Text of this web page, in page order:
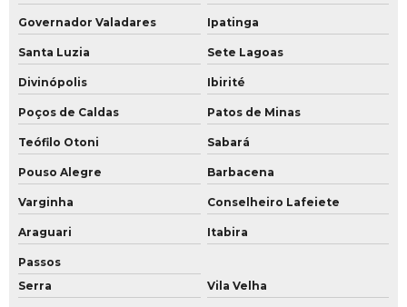
Projeto de segurança condominial
Projeto de segurança eletrônica residencial
Projeto de segurança eletrônica
Projeto de segurança patrimonial
Projeto de segurança privada
Projeto de sistema de monitoramento
Projeto sistema de segurança residencial
Projeto de sistema de segurança
Governador Valadares Ipatinga
Santa Luzia Sete Lagoas
Divinópolis Ibirité
Poços de Caldas Patos de Minas
Teófilo Otoni Sabará
Pouso Alegre Barbacena
Varginha Conselheiro Lafeiete
Araguari Itabira
Passos
Serra
Vila Velha